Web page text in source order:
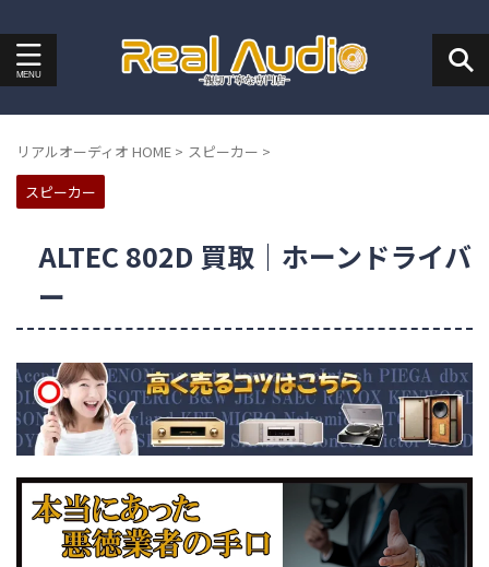
リアルオーディオ HOME > スピーカー >
スピーカー
ALTEC 802D 買取｜ホーンドライバ
ー